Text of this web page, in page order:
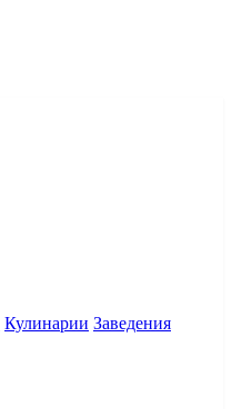
Кулинарии Заведения